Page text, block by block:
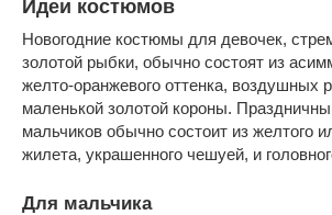
Идеи костюмов
Новогодние костюмы для девочек,
золотой рыбки, обычно состоят из
желто-оранжевого оттенка, воздушных
маленькой золотой короны.
мальчиков обычно состоит из желтого
жилета, украшенного чешуей, и
Для мальчика